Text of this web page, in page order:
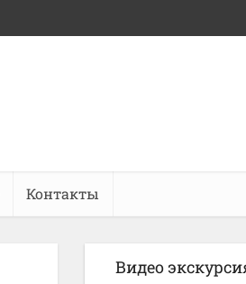
Контакты
Видео